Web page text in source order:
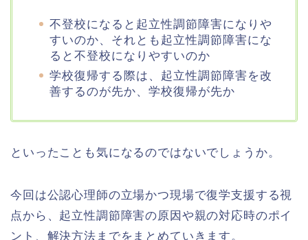
不登校になると起立性調節障害になりや
すいのか、それとも起立性調節障害にな
ると不登校になりやすいのか
学校復帰する際は、起立性調節障害を改
善するのが先か、学校復帰が先か
といったことも気になるのではないでしょうか。
今回は公認心理師の立場かつ現場で復学支援する視
点から、起立性調節障害の原因や親の対応時のポイ
ント、解決方法までをまとめていきます。